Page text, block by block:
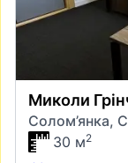
Миколи
Солом’янка,
30 м2